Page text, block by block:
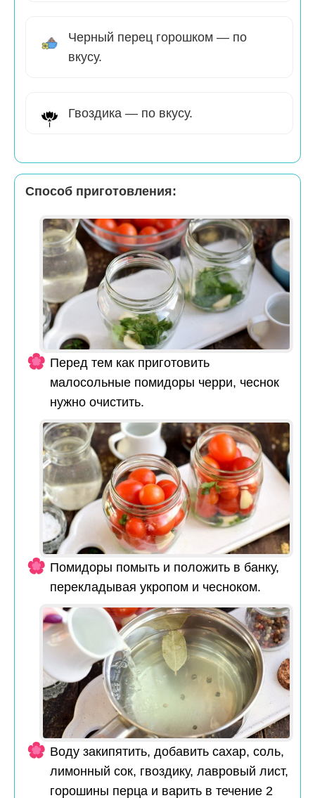
Черный перец горошком — по
вкусу.
Гвоздика — по вкусу.
Способ приготовления:
Перед тем как приготовить
малосольные помидоры черри, чеснок
нужно очистить.
Помидоры помыть и положить в банку,
перекладывая укропом и чесноком.
Воду закипятить, добавить сахар, соль,
лимонный сок, гвоздику, лавровый лист,
горошины перца и варить в течение 2